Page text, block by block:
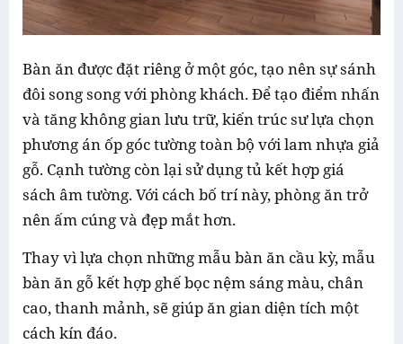
Bàn ăn được đặt riêng ở một góc, tạo nên sự sánh
đôi song song với phòng khách. Để tạo điểm nhấn
và tăng không gian lưu trữ, kiến trúc sư lựa chọn
phương án ốp góc tường toàn bộ với lam nhựa giả
gỗ. Cạnh tường còn lại sử dụng tủ kết hợp giá
sách âm tường. Với cách bố trí này, phòng ăn trở
nên ấm cúng và đẹp mắt hơn.
Thay vì lựa chọn những mẫu bàn ăn cầu kỳ, mẫu
bàn ăn gỗ kết hợp ghế bọc nệm sáng màu, chân
cao, thanh mảnh, sẽ giúp ăn gian diện tích một
cách kín đáo.